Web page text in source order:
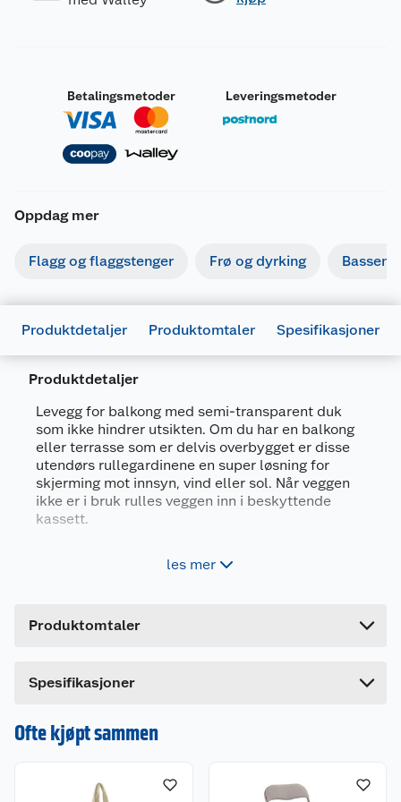
Betalingsmetoder Leveringsmetoder
Oppdag mer
Flagg og flaggstenger Frø og dyrking Basseng
Produktdetaljer Produktomtaler Spesifikasjoner
Produktdetaljer
Levegg for balkong med semi-transparent duk
som ikke hindrer utsikten. Om du har en balkong
eller terrasse som er delvis overbygget er disse
utendørs rullegardinene en super løsning for
skjerming mot innsyn, vind eller sol. Når veggen
ikke er i bruk rulles veggen inn i beskyttende
kassett.
delvis overbygget
Nedtrekkbar med sveiv og i
Nedtrekkbar balkong levegg semi-transperant
1,6x2,5 meter justeres med sveiv, og festes med
snorer i fastmontert beslag.
les mer
Produktomtaler
Spesifikasjoner
Artikkelnummer
5709386507343
Leverandørens artikkelnummer
50734
Størrelse
B.1.6 M / UTTR 2.5 M
Farge
Ofte kjøpt sammen